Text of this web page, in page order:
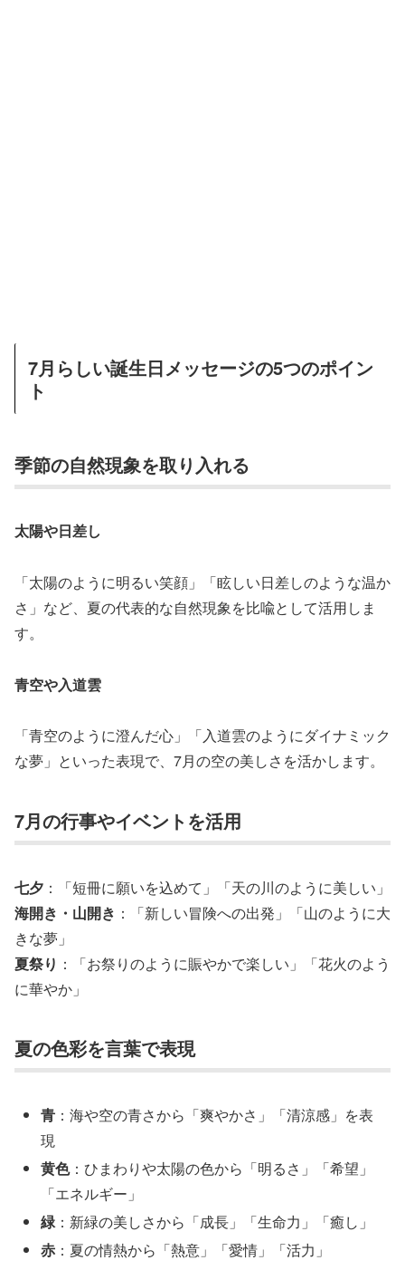
7月らしい誕生日メッセージの5つのポイン
ト
季節の自然現象を取り入れる
太陽や日差し
「太陽のように明るい笑顔」「眩しい日差しのような温か
さ」など、夏の代表的な自然現象を比喩として活用しま
す。
青空や入道雲
「青空のように澄んだ心」「入道雲のようにダイナミック
な夢」といった表現で、7月の空の美しさを活かします。
7月の行事やイベントを活用
七夕 ：「短冊に願いを込めて」「天の川のように美しい」
海開き・山開き ：「新しい冒険への出発」「山のように大
きな夢」
夏祭り ：「お祭りのように賑やかで楽しい」「花火のよう
に華やか」
夏の色彩を言葉で表現
青 ：海や空の青さから「爽やかさ」「清涼感」を表
現
黄色：ひまわりや太陽の色から「明るさ」「希望」
「エネルギー」
緑：新緑の美しさから「成長」「生命力」「癒し」
赤 ：夏の情熱から「熱意」「愛情」「活力」